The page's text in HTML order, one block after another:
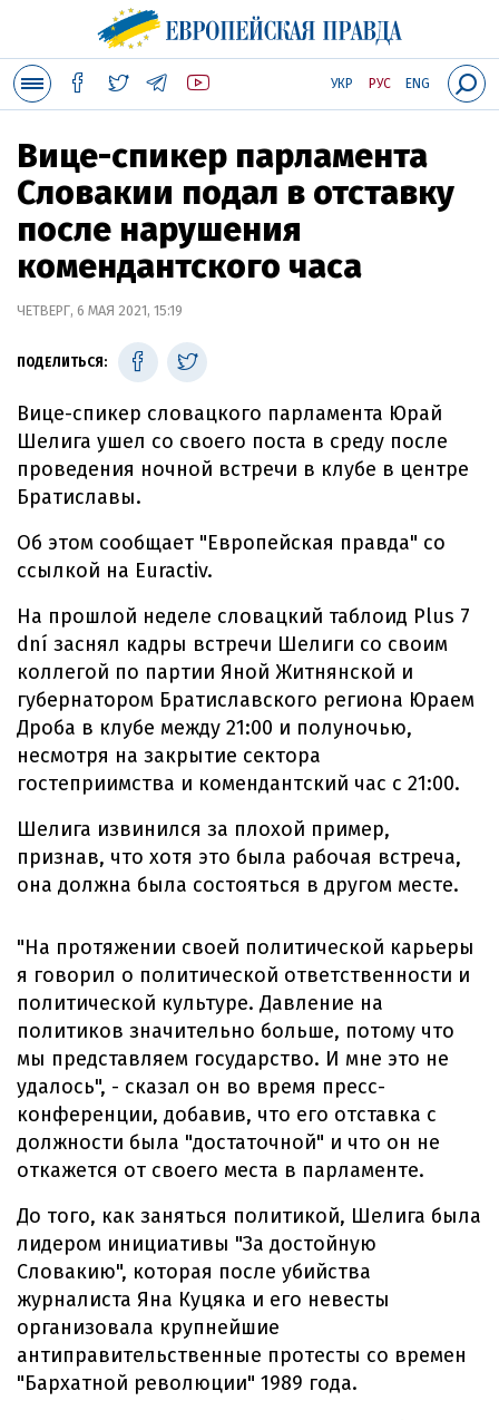
УКР РУС ENG
Вице-спикер парламента
Словакии подал в отставку
после нарушения
комендантского часа
ЧЕТВЕРГ, 6 МАЯ 2021, 15:19
ПОДЕЛИТЬСЯ:
Вице-спикер словацкого парламента Юрай
Шелига ушел со своего поста в среду после
проведения ночной встречи в клубе в центре
Братиславы.
Об этом сообщает "Европейская правда" со
ссылкой на Euractiv.
На прошлой неделе словацкий таблоид Plus 7
dní заснял кадры встречи Шелиги со своим
коллегой по партии Яной Житнянской и
губернатором Братиславского региона Юраем
Дроба в клубе между 21:00 и полуночью,
несмотря на закрытие сектора
гостеприимства и комендантский час с 21:00.
Шелига извинился за плохой пример,
признав, что хотя это была рабочая встреча,
она должна была состояться в другом месте.
"На протяжении своей политической карьеры
я говорил о политической ответственности и
политической культуре. Давление на
политиков значительно больше, потому что
мы представляем государство. И мне это не
удалось", - сказал он во время пресс-
конференции, добавив, что его отставка с
должности была "достаточной" и что он не
откажется от своего места в парламенте.
До того, как заняться политикой, Шелига была
лидером инициативы "За достойную
Словакию", которая после убийства
журналиста Яна Куцяка и его невесты
организовала крупнейшие
антиправительственные протесты со времен
"Бархатной революции" 1989 года.